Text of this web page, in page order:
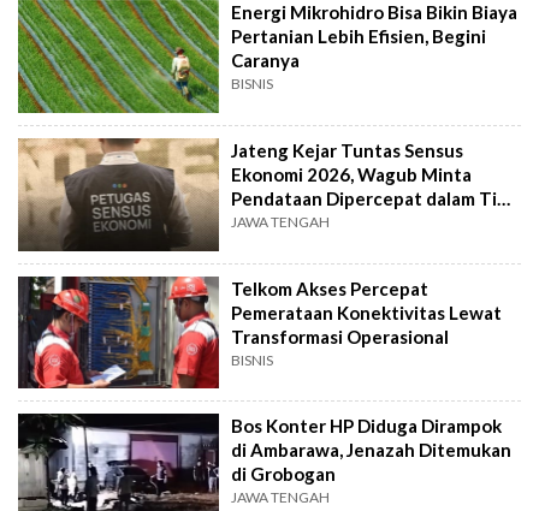
Energi Mikrohidro Bisa Bikin Biaya
Pertanian Lebih Efisien, Begini
Caranya
BISNIS
Jateng Kejar Tuntas Sensus
Ekonomi 2026, Wagub Minta
Pendataan Dipercepat dalam Tiga
Pekan
JAWA TENGAH
Telkom Akses Percepat
Pemerataan Konektivitas Lewat
Transformasi Operasional
BISNIS
Bos Konter HP Diduga Dirampok
di Ambarawa, Jenazah Ditemukan
di Grobogan
JAWA TENGAH